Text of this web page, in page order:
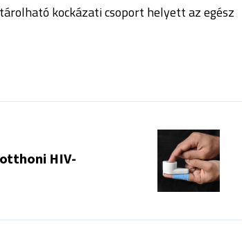
kockázati csoport helyett az egész
HIV-